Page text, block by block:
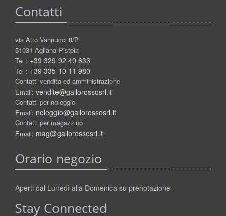
Contatti
via Atto Vannucci 8/P
51031 Agliana Pistoia
Tel : +39 329 92 40 633
Tel : +39 335 10 11 980
Contatti vendita ed amministrazione
Email: vendite@gallorossosrl.it
Contatti per noleggio
Email: noleggio@gallorossosrl.it
Contatti per magazzino
Email: mag@gallorossosrl.it
Orario negozio
Aperti dal Lunedì alla Domenica su prenotazione
Stay Connected